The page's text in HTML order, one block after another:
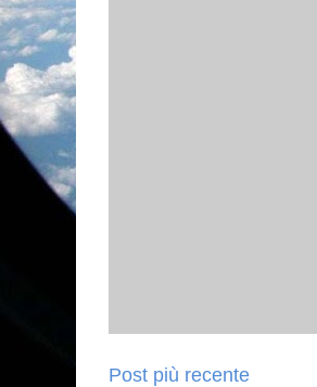
Post più recente